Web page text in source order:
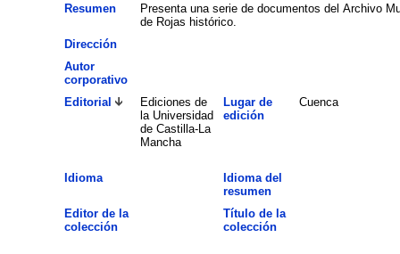
Resumen
Presenta una serie de documentos del Archivo
de Rojas histórico.
Dirección
Autor
corporativo
Editorial
Ediciones de
la Universidad
de Castilla-La
Mancha
Lugar de
edición
Cuenca
Idioma
Idioma del
resumen
Editor de la
colección
Título de la
colección